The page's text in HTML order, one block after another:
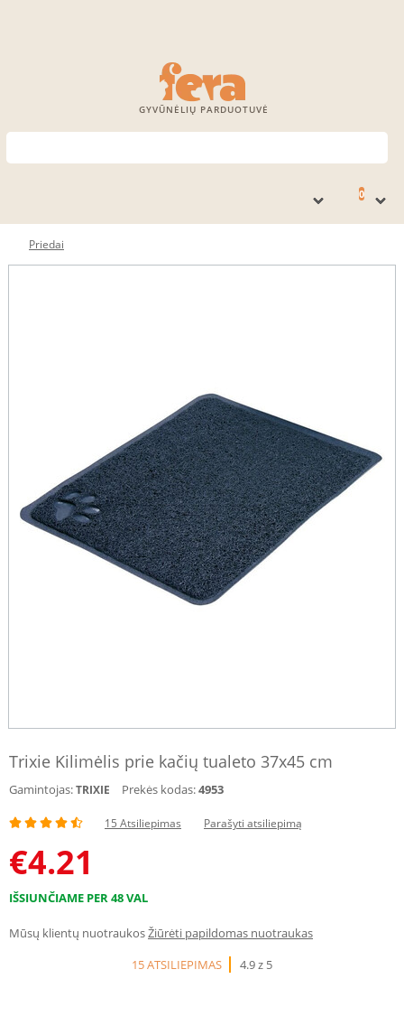
GYVŪNĖLIŲ PARDUOTUVĖ
0
Priedai
Trixie Kilimėlis prie kačių tualeto 37x45 cm
Gamintojas:TRIXIE Prekės kodas:4953
15 Atsiliepimas Parašyti atsiliepimą
€4.21
IŠSIUNČIAME PER 48 VAL
Mūsų klientų nuotraukosŽiūrėti papildomas nuotraukas
15 ATSILIEPIMAS
4.9 z 5